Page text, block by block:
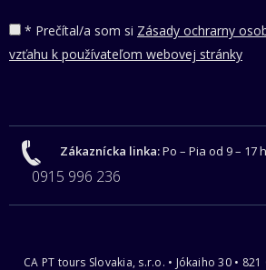
* Prečítal/a som si Zásady ochrarny
vzťahu k používateľom webovej stránky
Zákaznícka linka:Po – Pia od 9 – 17 h
0915 996 236
CA PT tours Slovakia, s.r.o. • Jókaiho 30 •